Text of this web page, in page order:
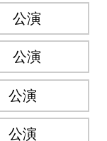
公演
公演
公演
公演